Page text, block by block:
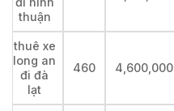
thuận
thuê xe
long an
đi đà
lạt
460 4,600,000